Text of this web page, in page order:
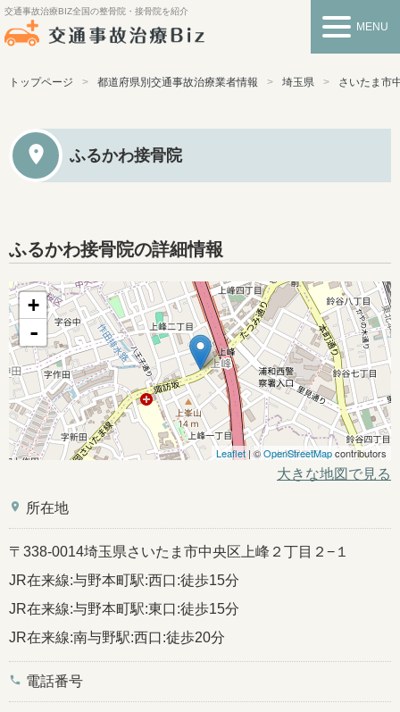
交通事故治療BIZ全国の整骨院・接骨院を紹介
MENU
トップページ 都道府県別交通事故治療業者情報 埼玉県 さいたま市
ふるかわ接骨院
ふるかわ接骨院の詳細情報
+
-
Leaflet| ©OpenStreetMapcontributors
大きな地図で見る
place 所在地
〒338-0014埼玉県さいたま市中央区上峰２丁目２−１
JR在来線:与野本町駅:西口:徒歩15分
JR在来線:与野本町駅:東口:徒歩15分
JR在来線:南与野駅:西口:徒歩20分
phone 電話番号